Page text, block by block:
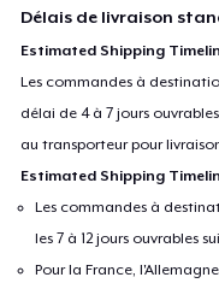
Délais de livraison
Estimated Shipping
Les commandes à
délai de 4 à 7 jours
au transporteur pour
Estimated Shipping
Les commandes à
les 7 à 12 jours ouvrables
Pour la France,